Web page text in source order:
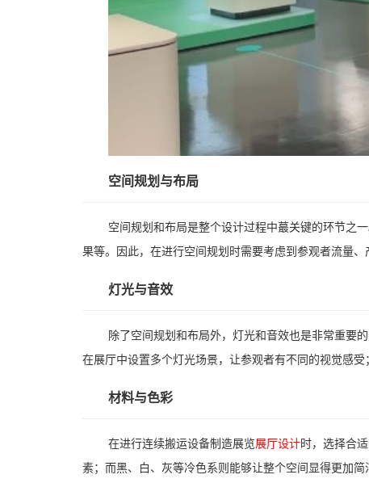
空间规划与布局
空间规划和布局是整个设计过程中蕞关键的环节之
果等。因此，在进行空间规划时需要考虑到参观者流量、
灯光与音效
除了空间规划和布局外，灯光和音效也是非常重要
在展厅中设置多个灯光场景，让参观者有不同的视觉感
材料与色彩
在进行连续搬运设备制造展览展厅设计时，选择合
素；而黑、白、灰等冷色系则能够让整个空间显得更加简